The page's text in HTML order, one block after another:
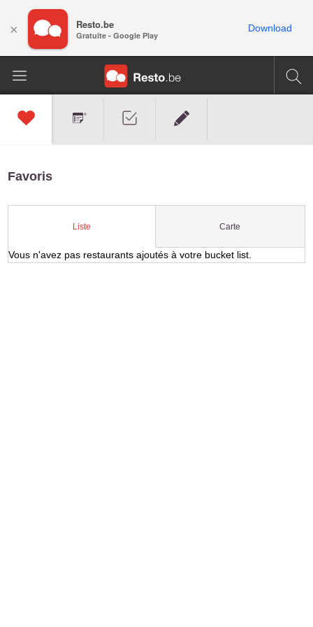
Favoris
Liste Carte
Vous n'avez pas restaurants ajoutés à votre bucket list.
× Resto.be
Gratuite - Google Play
Download